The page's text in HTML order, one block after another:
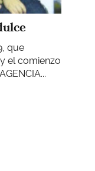
que
el comienzo